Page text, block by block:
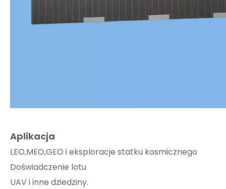
Aplikacja
LEO,MEO,GEO i eksploracje statku kosmicznego
Doświadczenie lotu
UAV i inne dziedziny.